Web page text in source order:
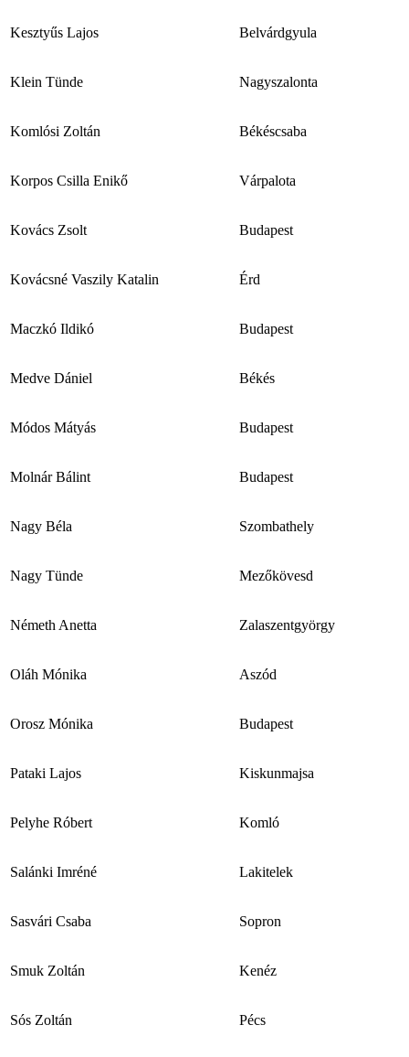
Kesztyűs Lajos Belvárdgyula
Klein Tünde Nagyszalonta
Komlósi Zoltán Békéscsaba
Korpos Csilla Enikő Várpalota
Kovács Zsolt Budapest
Kovácsné Vaszily Katalin Érd
Maczkó Ildikó Budapest
Medve Dániel Békés
Módos Mátyás Budapest
Molnár Bálint Budapest
Nagy Béla Szombathely
Nagy Tünde Mezőkövesd
Németh Anetta Zalaszentgyörgy
Oláh Mónika Aszód
Orosz Mónika Budapest
Pataki Lajos Kiskunmajsa
Pelyhe Róbert Komló
Salánki Imréné Lakitelek
Sasvári Csaba Sopron
Smuk Zoltán Kenéz
Sós Zoltán Pécs